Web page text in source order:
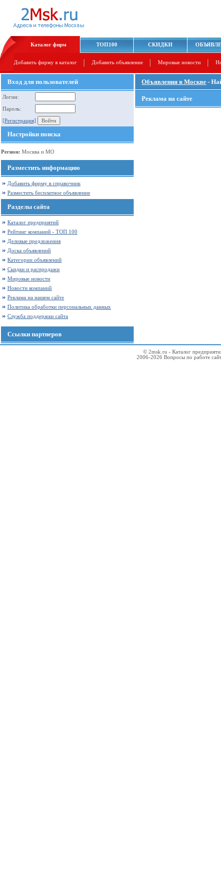
Каталог фирм ТОП100 СКИДКИ
Добавить фирму в каталог Добавить объявление Мировые новости
Вход для пользователей
Логин:
Пароль:
[Регистрация]
Настройки поиска
Регион: Москва и МО
Разместить информацию
Добавить фирму в справочник
Разместить бесплатное объявление
Разделы сайта
Каталог предприятий
Рейтинг компаний - ТОП 100
Деловые предложения
Доска объявлений
Категории объявлений
Скидки и распродажи
Мировые новости
Новости компаний
Реклама на нашем сайте
Политика обработки персональных данных
Служба поддержки сайта
Ссылки партнеров
Объявления в Москве -
Реклама на сайте
© 2msk.ru - Каталог
2006-2026 Вопросы по работе